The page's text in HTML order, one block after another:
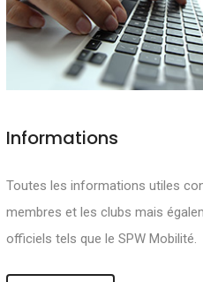
Informations
Toutes les informations utiles
membres et les clubs mais
officiels tels que le SPW Mobilité.